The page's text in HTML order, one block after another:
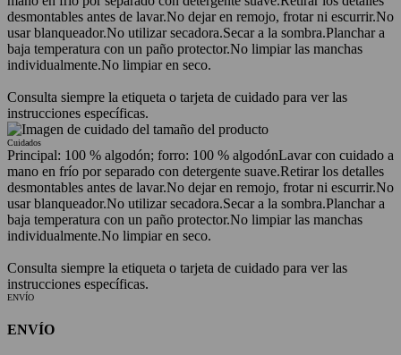
desmontables antes de lavar.No dejar en remojo, frotar ni escurrir.No
usar blanqueador.No utilizar secadora.Secar a la sombra.Planchar a
baja temperatura con un paño protector.No limpiar las manchas
individualmente.No limpiar en seco.
Consulta siempre la etiqueta o tarjeta de cuidado para ver las
instrucciones específicas.
Cuidados
Principal: 100 % algodón; forro: 100 % algodónLavar con cuidado a
mano en frío por separado con detergente suave.Retirar los detalles
desmontables antes de lavar.No dejar en remojo, frotar ni escurrir.No
usar blanqueador.No utilizar secadora.Secar a la sombra.Planchar a
baja temperatura con un paño protector.No limpiar las manchas
individualmente.No limpiar en seco.
Consulta siempre la etiqueta o tarjeta de cuidado para ver las
instrucciones específicas.
ENVÍO
ENVÍO